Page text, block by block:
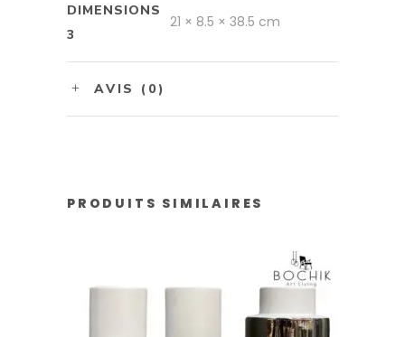
DIMENSIONS
3
21 × 8.5 × 38.5 cm
AVIS (0)
PRODUITS SIMILAIRES